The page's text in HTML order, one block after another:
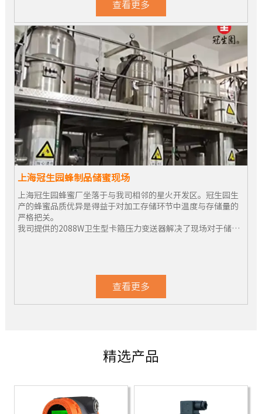
查看更多
上海冠生园蜂制品储蜜现场
上海冠生园蜂蜜厂坐落于与我司相邻的星火开发区。冠生园生
产的蜂蜜品质优异是得益于对加工存储环节中温度与存储量的
严格把关。
我司提供的2088W卫生型卡箍压力变送器解决了现场对于储蜜
查看更多
精选产品